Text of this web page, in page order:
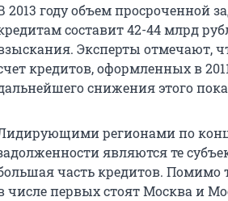
2013 году объем
составит 42-44 млрд
Эксперты отмечают,
кредитов, оформленных в
снижения этого
регионами по
являются те
часть кредитов. Помимо
числе первых стоят Москва и